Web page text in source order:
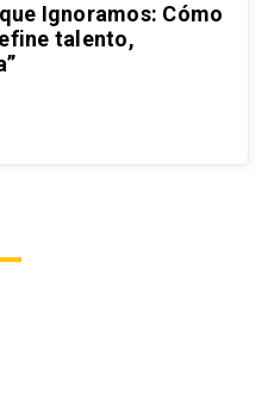
Ignoramos: Cómo
talento,